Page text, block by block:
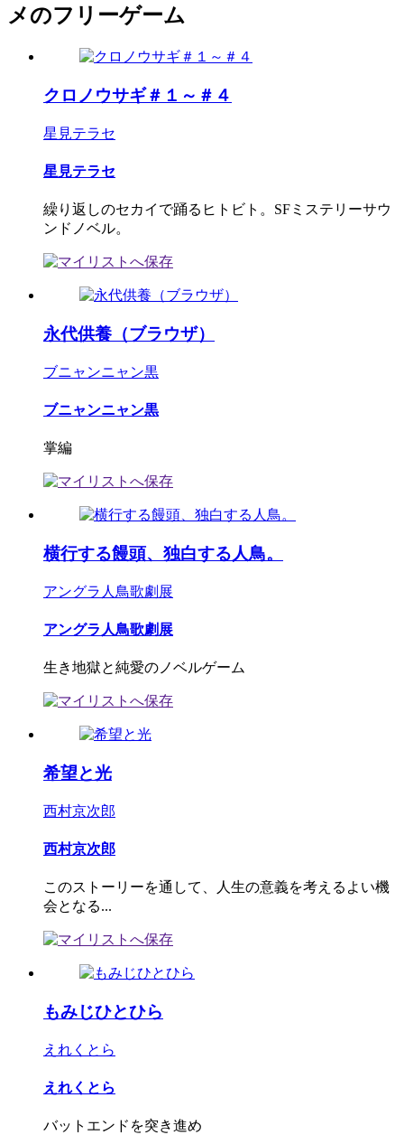
メのフリーゲーム
クロノウサギ＃１～＃４
星見テラセ
星見テラセ
繰り返しのセカイで踊るヒトビト。SFミステリーサウ
ンドノベル。
永代供養（ブラウザ）
ブニャンニャン黒
ブニャンニャン黒
掌編
横行する饅頭、独白する人鳥。
アングラ人鳥歌劇展
アングラ人鳥歌劇展
生き地獄と純愛のノベルゲーム
希望と光
西村京次郎
西村京次郎
このストーリーを通して、人生の意義を考えるよい機
会となる...
もみじひとひら
えれくとら
えれくとら
バットエンドを突き進め